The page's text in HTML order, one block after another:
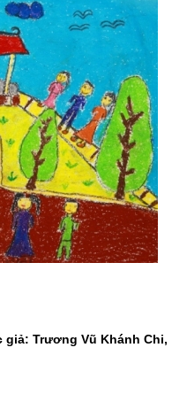
giả: Trương Vũ Khánh Chi,